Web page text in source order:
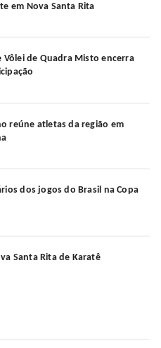
em Nova Santa Rita
Vôlei de Quadra Misto encerra
reúne atletas da região em
dos jogos do Brasil na Copa
Santa Rita de Karatê